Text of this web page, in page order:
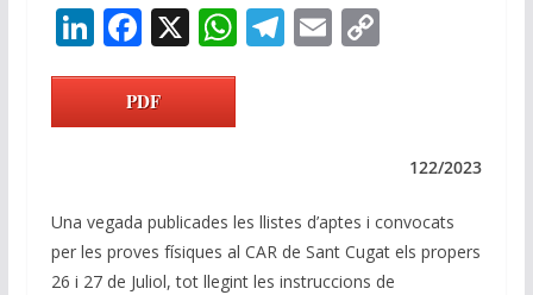
Li
n
k
e
n
F
ac
e
b
o
k
X W
p
p
T
m
E C
n
k
PDF
122/2023
Una vegada publicades les llistes d’aptes i convocats
per les proves físiques al CAR de Sant Cugat els propers
26 i 27 de Juliol, tot llegint les instruccions de